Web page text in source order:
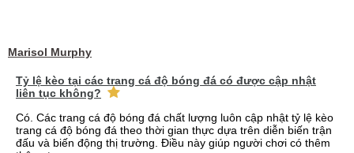
Marisol Murphy
Tỷ lệ kèo tại các trang cá độ bóng đá có được cập nhật
liên tục không?
Có. Các trang cá độ bóng đá chất lượng luôn cập nhật tỷ lệ kèo
trang cá độ bóng đá theo thời gian thực dựa trên diễn biến trận
đấu và biến động thị trường. Điều này giúp người chơi có thêm